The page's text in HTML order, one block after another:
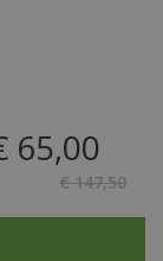
€ 147,50
65,00